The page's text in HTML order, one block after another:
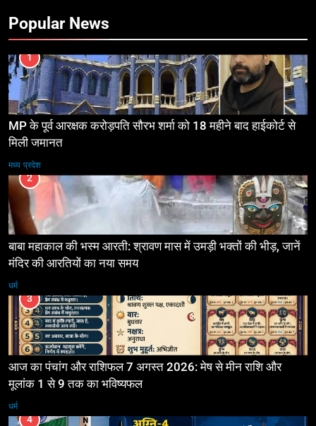
Popular News
1
MP के पूर्व आरक्षक करोड़पति सौरभ शर्मा को 18 महीने बाद हाईकोर्ट से
मिली जमानत
मध्य प्रदेश
2
बाबा महाकाल की भस्म आरती: श्रावण मास में उमड़ी भक्तों की भीड़, जानें
मंदिर की आरतियों का नया समय
धर्म
3
आज का पंचांग और राशिफल 7 अगस्त 2026: मेष से मीन राशि और
मूलांक 1 से 9 तक का भविष्यफल
धर्म
4